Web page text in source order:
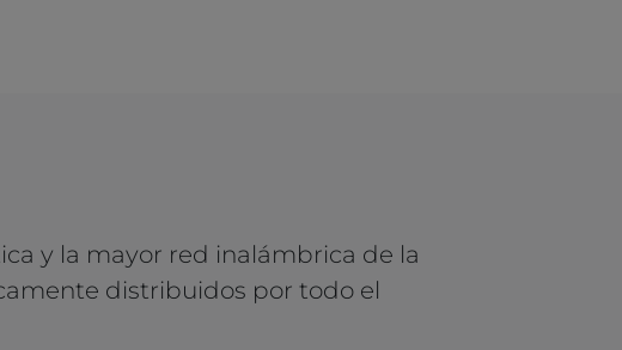
y la mayor red inalámbrica de la
distribuidos por todo el